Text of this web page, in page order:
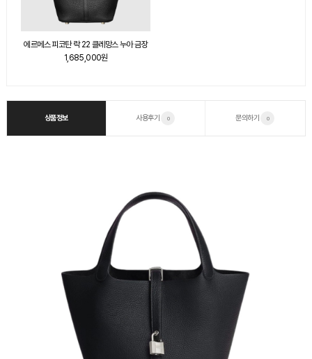
에르메스 피코탄 락 22 클레망스 누아 금장
1,685,000원
상품정보 사용후기 0 문의하기 0